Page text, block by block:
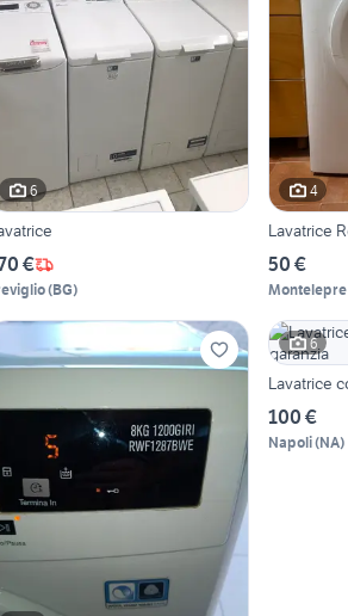
6
€
(BG)
4
Lavatrice
50 €
Montelepre
6
Lavatrice
100 €
Napoli(NA)